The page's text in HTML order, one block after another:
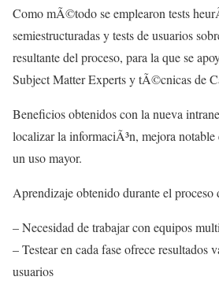
Como mÃ©todo se emplearon tests
semiestructuradas y tests de usuarios
resultante del proceso, para la que se
Subject Matter Experts y tÃ©cnicas de
Beneficios obtenidos con la nueva
localizar la informaciÃ³n, mejora
un uso mayor.
Aprendizaje obtenido durante el proceso
– Necesidad de trabajar con equipos
– Testear en cada fase ofrece resultados
usuarios